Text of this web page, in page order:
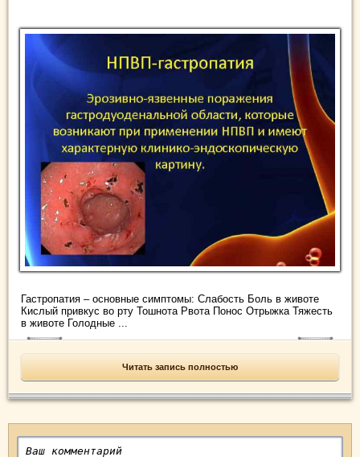
Гастропатия – основные симптомы: Слабость Боль в животе
Кислый привкус во рту Тошнота Рвота Понос Отрыжка Тяжесть
в животе Голодные ...
Читать запись полностью